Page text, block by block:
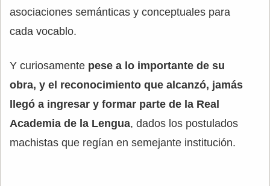
asociaciones semánticas y conceptuales para
cada vocablo.
Y curiosamente pese a lo importante de su
obra, y el reconocimiento que alcanzó, jamás
llegó a ingresar y formar parte de la Real
Academia de la Lengua, dados los postulados
machistas que regían en semejante institución.